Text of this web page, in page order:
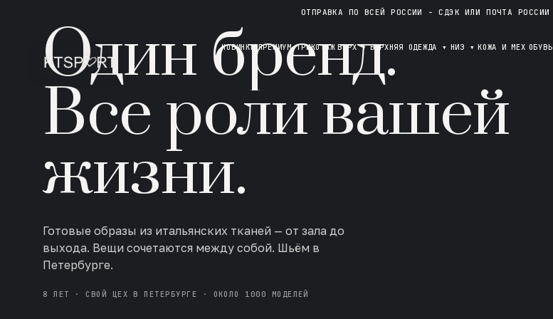
ОТПРАВКА ПО ВСЕЙ РОССИИ - СДЭК ИЛИ ПОЧТА РОССИИ
НОВИНКИ ПРЕМИУМ ТРИКОТАЖ ВЕРХ▾ ВЕРХНЯЯ ОДЕЖДА ▾ НИЗ ▾ КОЖА И МЕХ ОБУВЬ
Один бренд.
Все роли вашей
жизни.
Готовые образы из итальянских тканей — от зала до
выхода. Вещи сочетаются между собой. Шьём в
Петербурге.
8 ЛЕТ · СВОЙ ЦЕХ В ПЕТЕРБУРГЕ · ОКОЛО 1000 МОДЕЛЕЙ